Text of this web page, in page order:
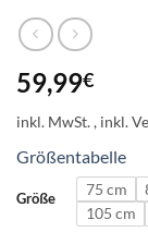
59,99€
inkl. MwSt.
Größentabelle
Größe 75 cm
105 cm